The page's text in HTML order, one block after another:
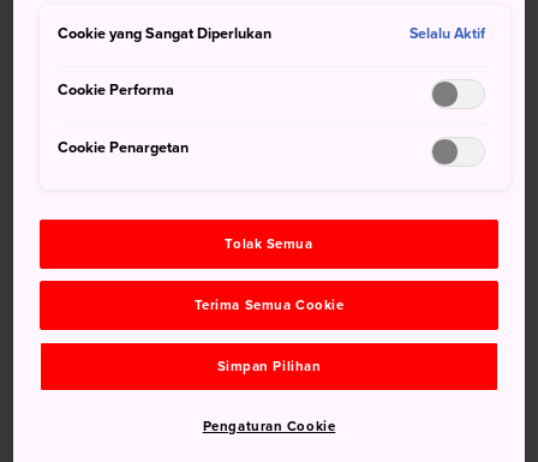
bandara. Untuk ke Daisenryo Kofun, gunakan JR Hanwa
ditempuh dengan berjalan kaki selama lima menit.
Sakai Kuno dan Modern
merupakan kota perdagangan dan pelabuhan dagang
yang makmur pada abad ke-16, kota ini juga tempat
kelahiran ahli teh terkemuka, Sen no Rikyu. Kini Sakai
terkenal dengan industri alat dapur (pisau Sakai sangat
dicari oleh para koki) serta pabrik sepeda yang presisi, dan
terdapat museum yang dipersembahkan untuk kedua
wilayah ini adalah situs dari salah satu mausoleum
Cookie yang Sangat Diperlukan Selalu Aktif
Cookie Performa
Cookie Penargetan
Tolak Semua
Terima Semua Cookie
Simpan Pilihan
Pengaturan Cookie